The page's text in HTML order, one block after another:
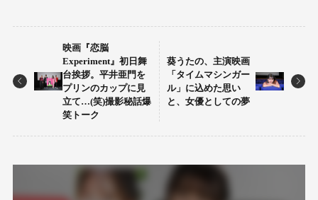
映画『恋脳
Experiment』初日舞
台挨拶。平井亜門を
プリンのカップに見
立て…(笑)撮影秘話爆
笑トーク
葵うたの、主演映画
「タイムマシンガー
ル」に込めた思い
と、女優としての夢